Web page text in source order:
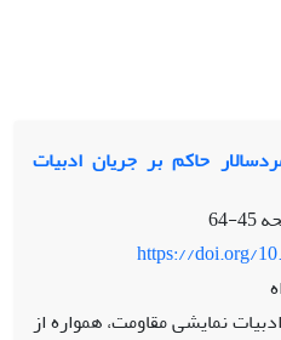
حاکم بر جریان ادبیات
45-64
https://doi.org/
نمایشی مقاومت، همواره از